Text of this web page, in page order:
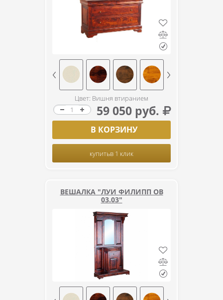
Цвет: Вишня втиранием
59 050 руб.
В КОРЗИНУ
купитьв 1 клик
ВЕШАЛКА "ЛУИ ФИЛИПП ОВ
03.03"